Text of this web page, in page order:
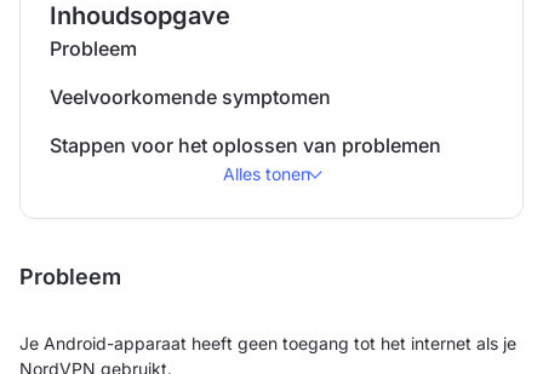
Inhoudsopgave
Probleem
Veelvoorkomende symptomen
Stappen voor het oplossen van problemen
Alles tonen
Probleem
Je Android-apparaat heeft geen toegang tot het internet als je
NordVPN gebruikt.